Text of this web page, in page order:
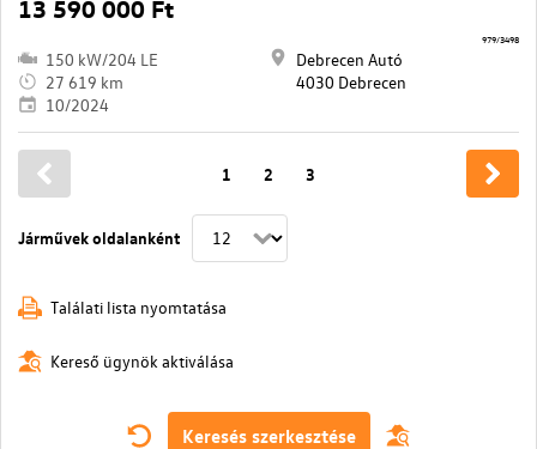
13 590 000 Ft
150 kW/204 LE
27 619 km
10/2024
Debrecen Autó
4030 Debrecen
979/3498
Járművek oldalanként
1 2 3
Találati lista nyomtatása
Kereső ügynök aktiválása
Keresés szerkesztése